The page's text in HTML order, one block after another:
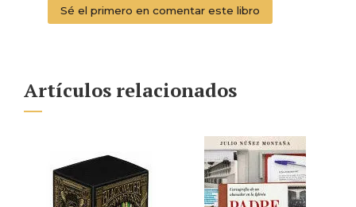
Sé el primero en comentar este libro
Artículos relacionados